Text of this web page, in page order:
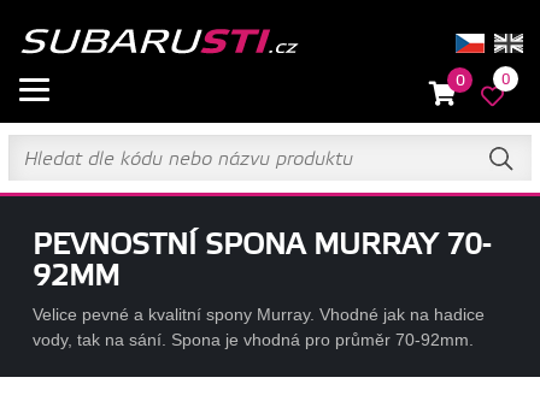
0 0
PEVNOSTNÍ SPONA MURRAY 70-
92MM
Velice pevné a kvalitní spony Murray. Vhodné jak na hadice
vody, tak na sání. Spona je vhodná pro průměr 70-92mm.